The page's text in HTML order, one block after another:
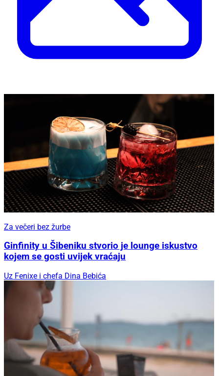
Za večeri bez žurbe
Ginfinity u Šibeniku stvorio je lounge iskustvo
kojem se gosti uvijek vraćaju
Uz Fenixe i chefa Dina Bebića